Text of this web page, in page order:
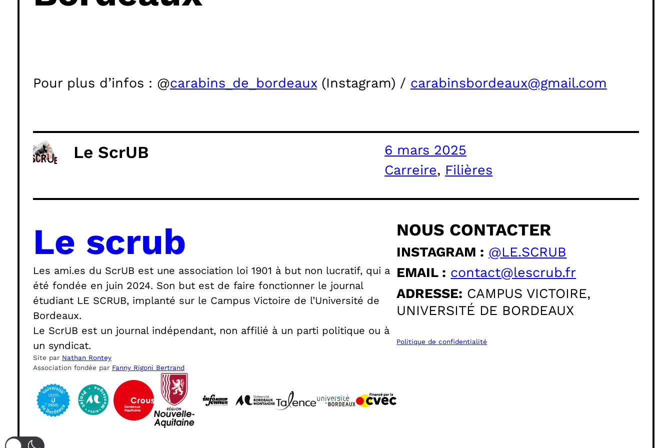
Pour plus d’infos : @carabins_de_bordeaux(Instagram) / carabinsbordeaux@gmail.com
Le ScrUB
6 mars 2025
Carreire, Filières
Le scrub
Les ami.es du ScrUB est une association loi 1901 à but non lucratif, qui a
été fondée en juin 2024. Son but est de faire fonctionner le journal
étudiant LE SCRUB, implanté sur le Campus Victoire de l’Université de
Bordeaux.
Le ScrUB est un journal indépendant, non affilié à un parti politique ou à
un syndicat.
Site par Nathan Rontey
Association fondée par Fanny Rigoni Bertrand
NOUS CONTACTER
INSTAGRAM : @LE.SCRUB
EMAIL : contact@lescrub.fr
ADRESSE: CAMPUS VICTOIRE,
UNIVERSITÉ DE BORDEAUX
Politique de confidentialité